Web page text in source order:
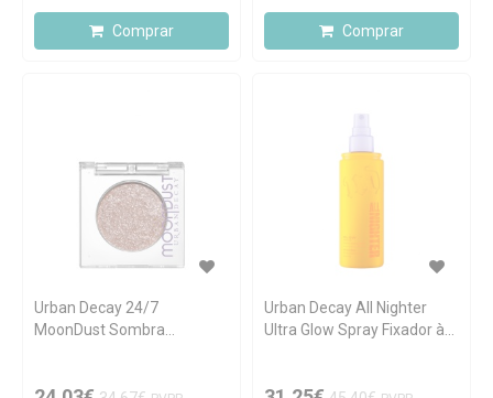
Comprar Comprar
Urban Decay 24/7
MoonDust Sombra
Urban Decay All Nighter
Ultra Glow Spray Fixador à